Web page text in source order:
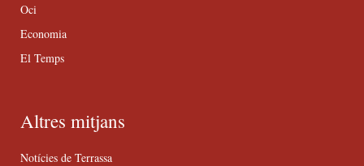
Oci
Economia
El Temps
Altres mitjans
Notícies de Terrassa